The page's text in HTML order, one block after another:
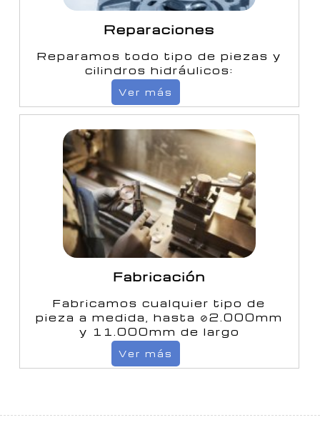
Reparaciones
Reparamos todo tipo de piezas y
cilindros hidráulicos:
Ver más
Fabricación
Fabricamos cualquier tipo de
pieza a medida, hasta ⊘2.000mm
y 11.000mm de largo
Ver más